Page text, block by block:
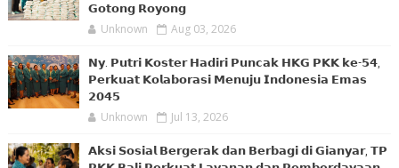
𝗚𝗼𝘁𝗼𝗻𝗴 𝗥𝗼𝘆𝗼𝗻𝗴
Unknown Aug 03, 2026
𝗡𝘆. 𝗣𝘂𝘁𝗿𝗶 𝗞𝗼𝘀𝘁𝗲𝗿 𝗛𝗮𝗱𝗶𝗿𝗶 𝗣𝘂𝗻𝗰𝗮𝗸 𝗛𝗞𝗚 𝗣𝗞𝗞 𝗸𝗲-𝟱𝟰,
𝗣𝗲𝗿𝗸𝘂𝗮𝘁 𝗞𝗼𝗹𝗮𝗯𝗼𝗿𝗮𝘀𝗶 𝗠𝗲𝗻𝘂𝗷𝘂 𝗜𝗻𝗱𝗼𝗻𝗲𝘀𝗶𝗮 𝗘𝗺𝗮𝘀
𝟮𝟬𝟰𝟱
Unknown Jul 13, 2026
𝗔𝗸𝘀𝗶 𝗦𝗼𝘀𝗶𝗮𝗹 𝗕𝗲𝗿𝗴𝗲𝗿𝗮𝗸 𝗱𝗮𝗻 𝗕𝗲𝗿𝗯𝗮𝗴𝗶 𝗱𝗶 𝗚𝗶𝗮𝗻𝘆𝗮𝗿, 𝗧𝗣